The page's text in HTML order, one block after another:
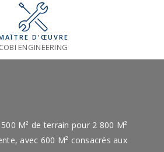
D'ŒUVRE
COBI ENGINEERING
M² de terrain pour 2 800 M²
avec 600 M² consacrés aux